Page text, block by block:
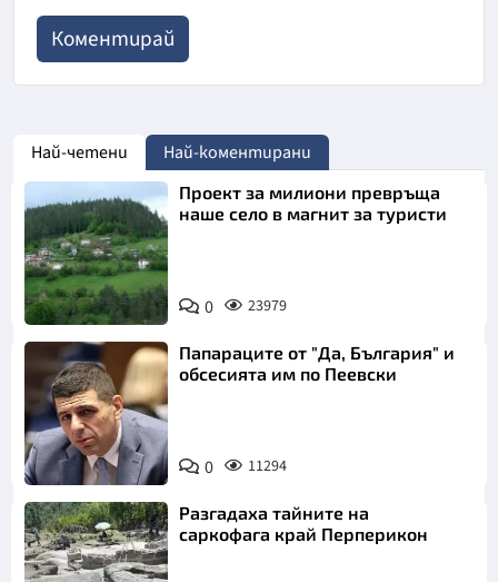
Най-четени Най-коментирани
Проект за милиони превръща
наше село в магнит за туристи
0 23979
Папараците от "Да, България" и
обсесията им по Пеевски
0 11294
Разгадаха тайните на
саркофага край Перперикон